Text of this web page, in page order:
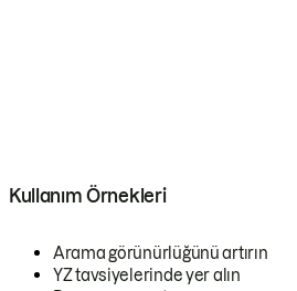
Kullanım Örnekleri
Arama görünürlüğünü artırın
YZ tavsiyelerinde yer alın